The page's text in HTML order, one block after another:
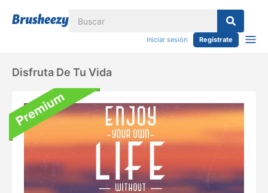
Iniciar sesión Regístrate
Disfruta De Tu Vida